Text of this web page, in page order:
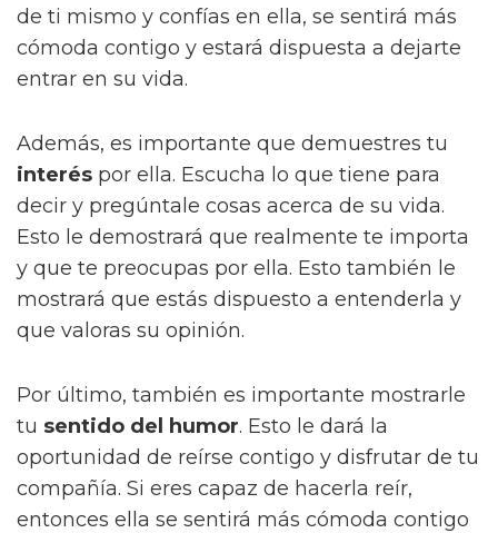
de ti mismo y confías en ella, se sentirá más
cómoda contigo y estará dispuesta a dejarte
entrar en su vida.
Además, es importante que demuestres tu
interés por ella. Escucha lo que tiene para
decir y pregúntale cosas acerca de su vida.
Esto le demostrará que realmente te importa
y que te preocupas por ella. Esto también le
mostrará que estás dispuesto a entenderla y
que valoras su opinión.
Por último, también es importante mostrarle
tu sentido del humor. Esto le dará la
oportunidad de reírse contigo y disfrutar de tu
compañía. Si eres capaz de hacerla reír,
entonces ella se sentirá más cómoda contigo